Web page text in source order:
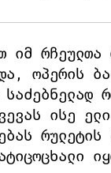
იმ რჩეულთა
ოპერის
საძებნელად
ისე
რულეტის